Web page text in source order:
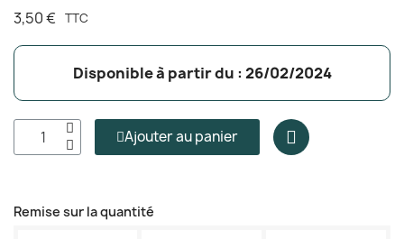
3,50 € TTC
Disponible à partir du : 26/02/2024
Ajouter au panier
Remise sur la quantité